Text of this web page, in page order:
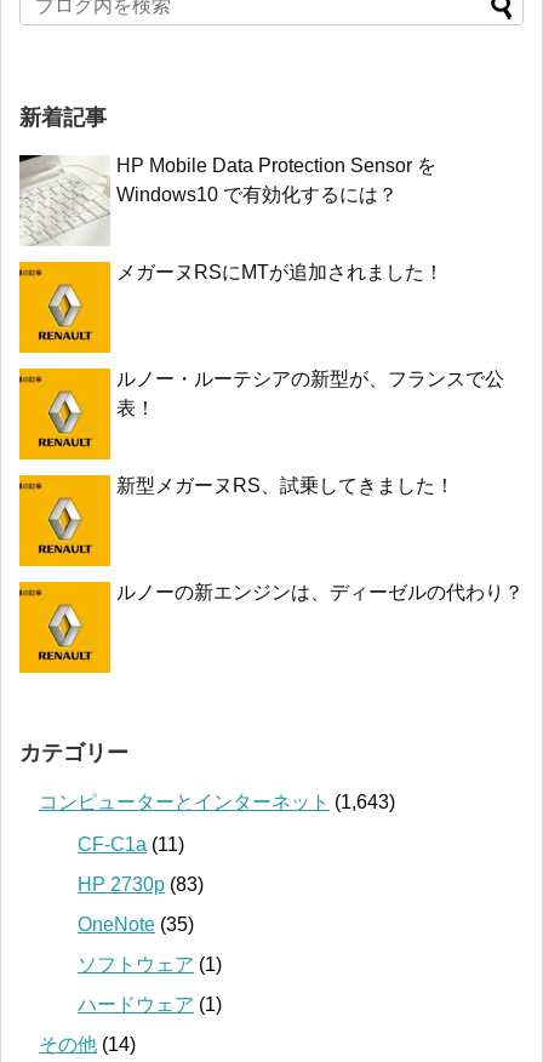
新着記事
HP Mobile Data Protection Sensor を
Windows10 で有効化するには？
メガーヌRSにMTが追加されました！
ルノー・ルーテシアの新型が、フランスで公
表！
新型メガーヌRS、試乗してきました！
ルノーの新エンジンは、ディーゼルの代わり？
カテゴリー
コンピューターとインターネット (1,643)
CF-C1a (11)
HP 2730p (83)
OneNote (35)
ソフトウェア (1)
ハードウェア (1)
その他 (14)